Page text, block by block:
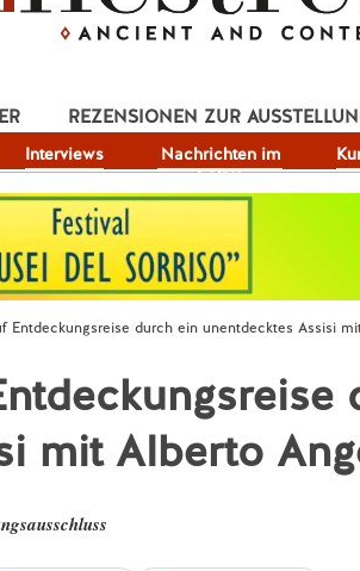
Interviews
Nachrichten im
Fokus
REZENSIONEN ZUR
Entdeckungsreise durch ein unentdecktes Assisi
mit Alberto